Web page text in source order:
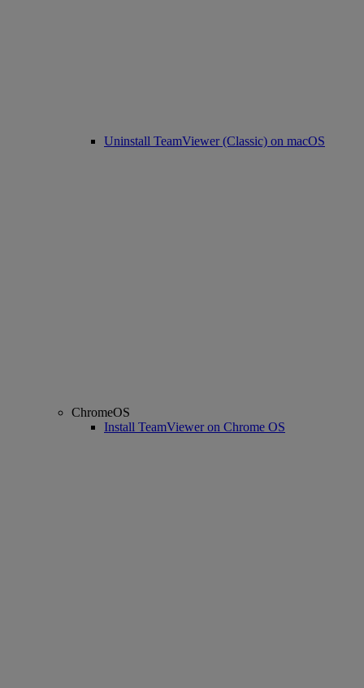
Uninstall TeamViewer (Classic) on macOS
ChromeOS
Install TeamViewer on Chrome OS